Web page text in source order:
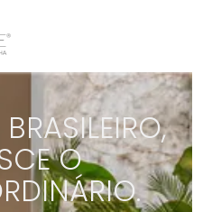
O